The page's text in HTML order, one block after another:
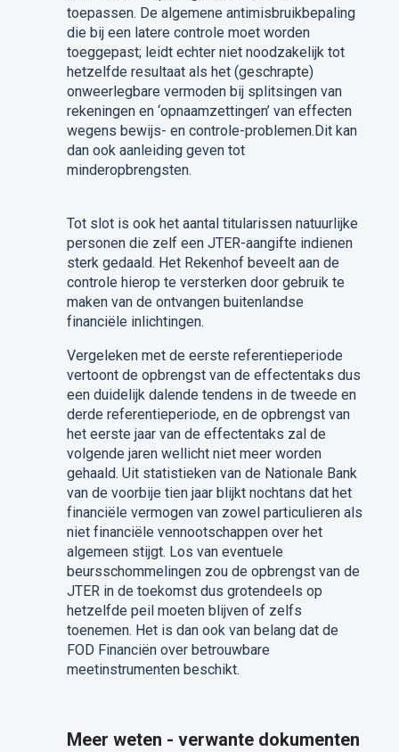
toepassen. De algemene antimisbruikbepaling
die bij een latere controle moet worden
toeggepast; leidt echter niet noodzakelijk tot
hetzelfde resultaat als het (geschrapte)
onweerlegbare vermoden bij splitsingen van
rekeningen en ‘opnaamzettingen’ van effecten
wegens bewijs- en controle-problemen.Dit kan
dan ook aanleiding geven tot
minderopbrengsten.
Tot slot is ook het aantal titularissen natuurlijke
personen die zelf een JTER-aangifte indienen
sterk gedaald. Het Rekenhof beveelt aan de
controle hierop te versterken door gebruik te
maken van de ontvangen buitenlandse
financiële inlichtingen.
Vergeleken met de eerste referentieperiode
vertoont de opbrengst van de effectentaks dus
een duidelijk dalende tendens in de tweede en
derde referentieperiode, en de opbrengst van
het eerste jaar van de effectentaks zal de
volgende jaren wellicht niet meer worden
gehaald. Uit statistieken van de Nationale Bank
van de voorbije tien jaar blijkt nochtans dat het
financiële vermogen van zowel particulieren als
niet financiële vennootschappen over het
algemeen stijgt. Los van eventuele
beursschommelingen zou de opbrengst van de
JTER in de toekomst dus grotendeels op
hetzelfde peil moeten blijven of zelfs
toenemen. Het is dan ook van belang dat de
FOD Financiën over betrouwbare
meetinstrumenten beschikt.
Meer weten - verwante dokumenten